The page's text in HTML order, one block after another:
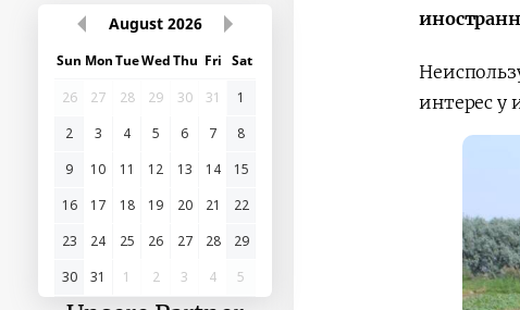
August 2026
Sun MonTueWedThu Fri Sat
26
27 28 29 30 31
1
2
3 4 5 6 7
8
9
10 11 12 13 14
15
16
17 18 19 20 21
22
23
24 25 26 27 28
29
30
31 1 2 3 4 5
интерес у